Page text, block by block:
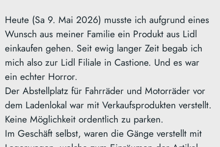
Heute (Sa 9. Mai 2026) musste ich aufgrund eines
Wunsch aus meiner Familie ein Produkt aus Lidl
einkaufen gehen. Seit ewig langer Zeit begab ich
mich also zur Lidl Filiale in Castione. Und es war
ein echter Horror.
Der Abstellplatz für Fahrräder und Motorräder vor
dem Ladenlokal war mit Verkaufsprodukten verstellt.
Keine Möglichkeit ordentlich zu parken.
Im Geschäft selbst, waren die Gänge verstellt mit